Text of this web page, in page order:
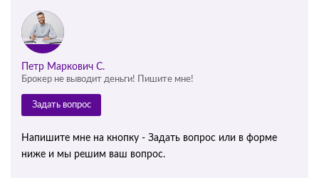
Петр Маркович С.
Брокер не выводит деньги! Пишите мне!
Задать вопрос
Напишите мне на кнопку - Задать вопрос или в форме
ниже и мы решим ваш вопрос.